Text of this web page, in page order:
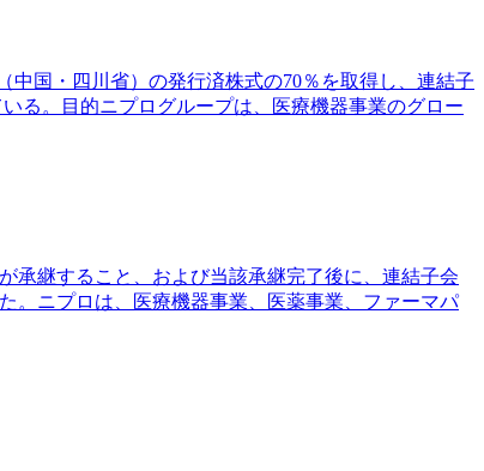
国・四川省）の発行済株式の70％を取得し、連結子
る。目的ニプログループは、医療機器事業のグロー
承継すること、および当該承継完了後に、連結子会
。ニプロは、医療機器事業、医薬事業、ファーマパ